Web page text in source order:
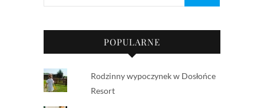
POPULARNE
Rodzinny wypoczynek w Dosłońce
Resort